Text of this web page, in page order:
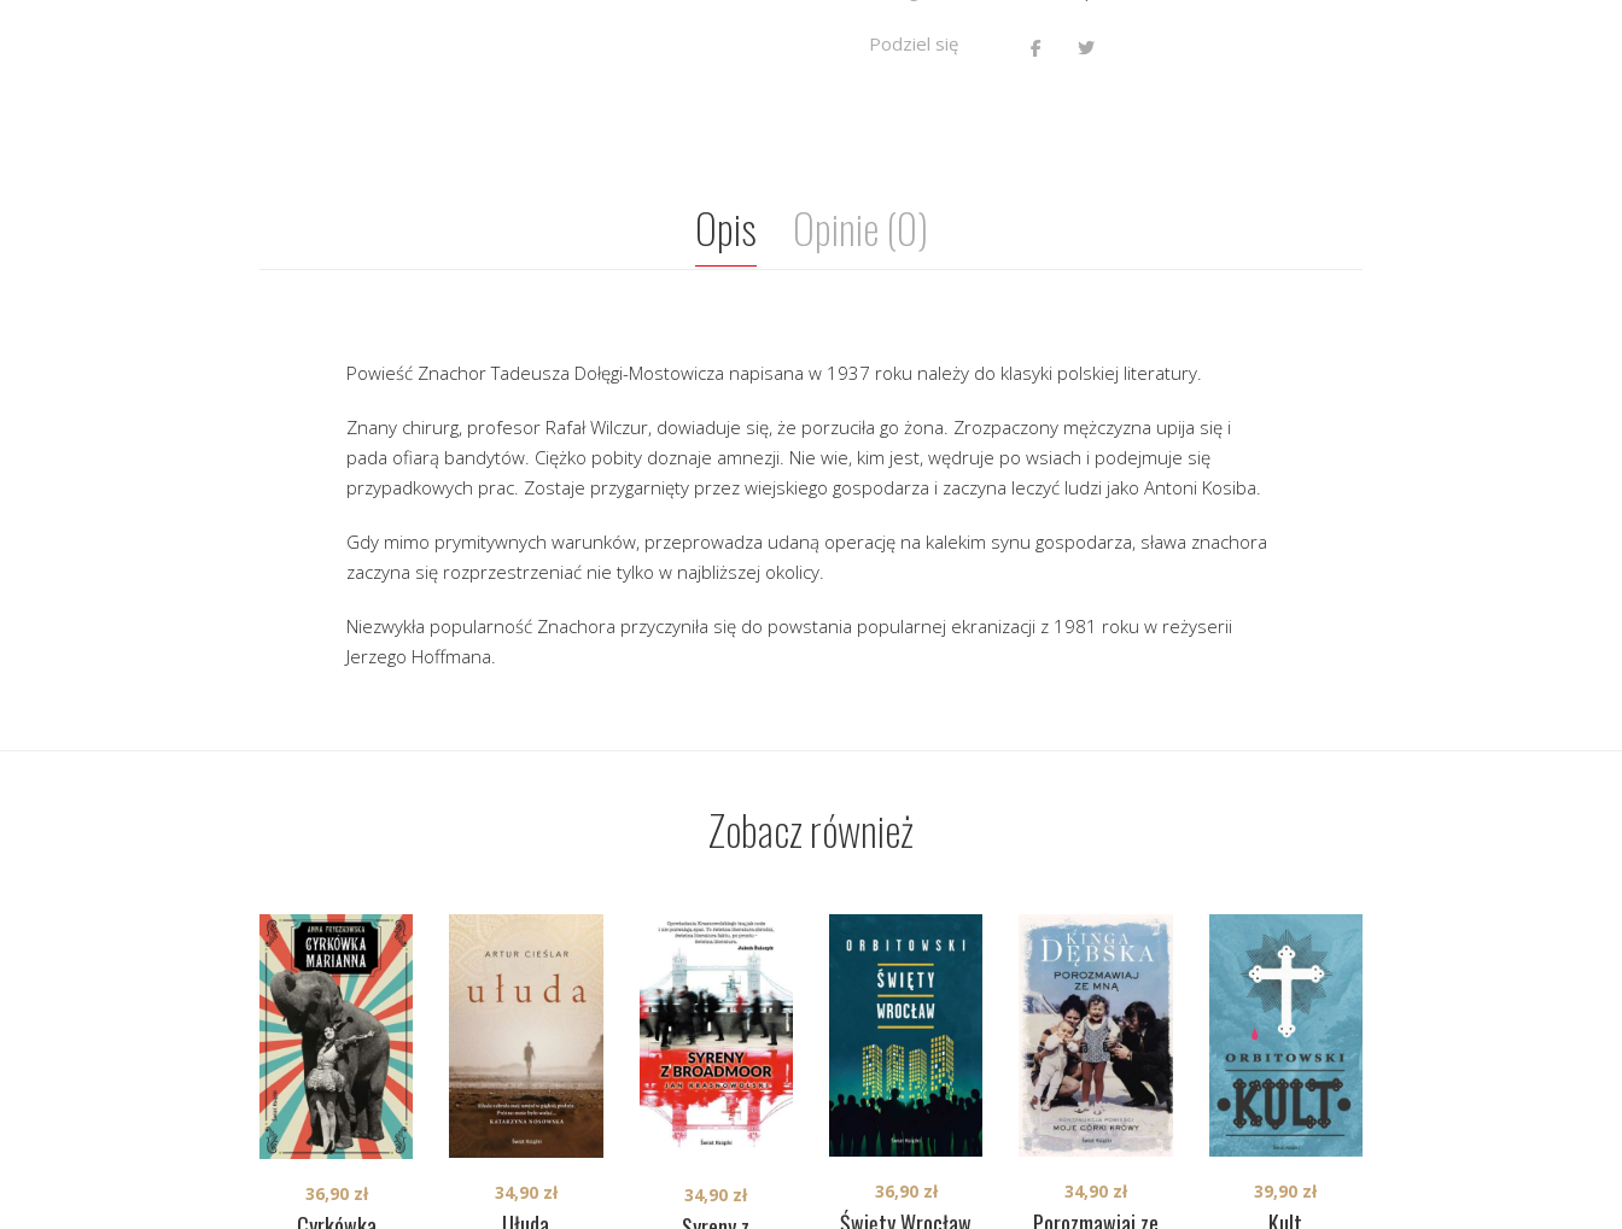
Podziel się
Opis Opinie (0)
Powieść Znachor Tadeusza Dołęgi-Mostowicza napisana w 1937 roku należy do klasyki polskiej literatury.
Znany chirurg, profesor Rafał Wilczur, dowiaduje się, że porzuciła go żona. Zrozpaczony mężczyzna upija się i
pada ofiarą bandytów. Ciężko pobity doznaje amnezji. Nie wie, kim jest, wędruje po wsiach i podejmuje się
przypadkowych prac. Zostaje przygarnięty przez wiejskiego gospodarza i zaczyna leczyć ludzi jako Antoni Kosiba.
Gdy mimo prymitywnych warunków, przeprowadza udaną operację na kalekim synu gospodarza, sława znachora
zaczyna się rozprzestrzeniać nie tylko w najbliższej okolicy.
Niezwykła popularność Znachora przyczyniła się do powstania popularnej ekranizacji z 1981 roku w reżyserii
Jerzego Hoffmana.
Zobacz również
36,90 zł 34,90 zł 34,90 zł 36,90 zł 34,90 zł 39,90 zł